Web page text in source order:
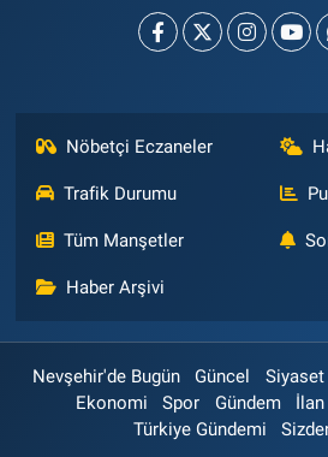
Nöbetçi Eczaneler
Trafik Durumu
Tüm Manşetler
Haber Arşivi
Nevşehir'de Bugün Güncel Siyaset
Ekonomi
Spor Gündem
Türkiye Gündemi